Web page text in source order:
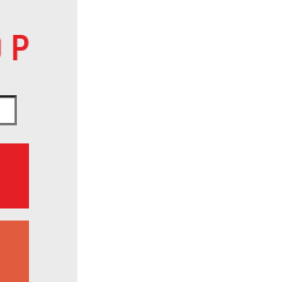
Р